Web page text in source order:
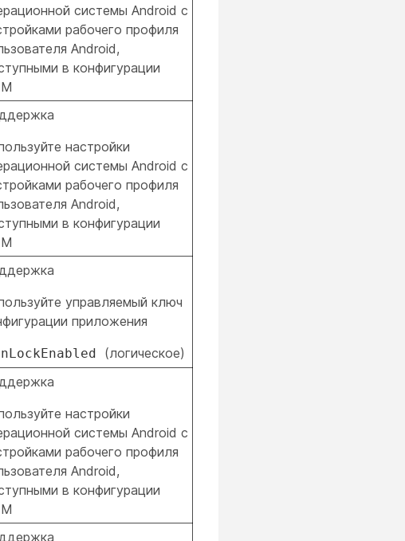
системы Android с
рабочего профиля
Android,
в конфигурации
настройки
системы Android с
рабочего профиля
Android,
в конфигурации
управляемый ключ
приложения
(логическое)
настройки
системы Android с
рабочего профиля
Android,
в конфигурации